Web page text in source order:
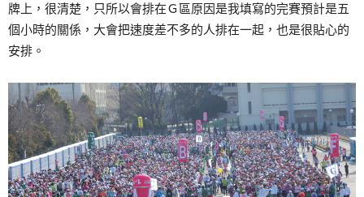
牌上，很清楚，只所以會排在Ｇ區原因是我填寫的完賽預計是五
個小時的關係，大會把速度差不多的人排在一起，也是很貼心的
安排。